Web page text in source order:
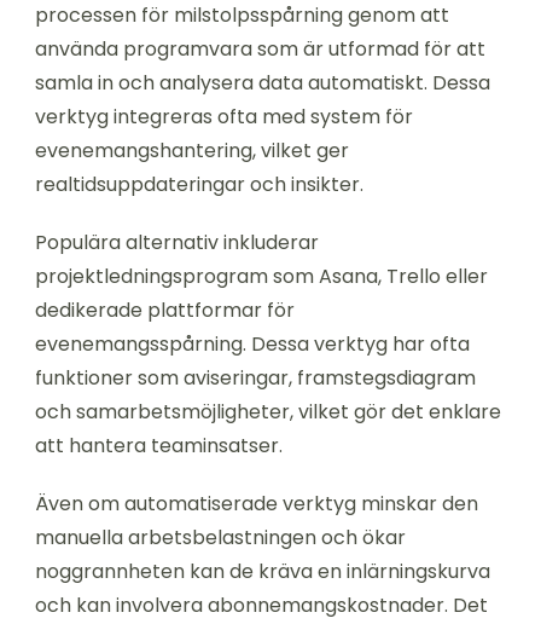
processen för milstolpsspårning genom att
använda programvara som är utformad för att
samla in och analysera data automatiskt. Dessa
verktyg integreras ofta med system för
evenemangshantering, vilket ger
realtidsuppdateringar och insikter.
Populära alternativ inkluderar
projektledningsprogram som Asana, Trello eller
dedikerade plattformar för
evenemangsspårning. Dessa verktyg har ofta
funktioner som aviseringar, framstegsdiagram
och samarbetsmöjligheter, vilket gör det enklare
att hantera teaminsatser.
Även om automatiserade verktyg minskar den
manuella arbetsbelastningen och ökar
noggrannheten kan de kräva en inlärningskurva
och kan involvera abonnemangskostnader. Det